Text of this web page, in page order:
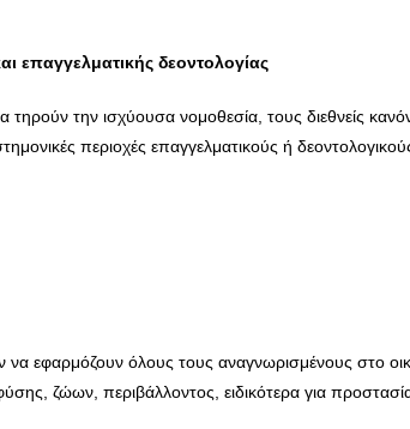
επαγγελματικής δεοντολογίας
τηρούν την ισχύουσα νομοθεσία, τους διεθνείς
περιοχές επαγγελματικούς ή
να εφαρμόζουν όλους τους αναγνωρισμένους στο
ζώων, περιβάλλοντος, ειδικότερα για